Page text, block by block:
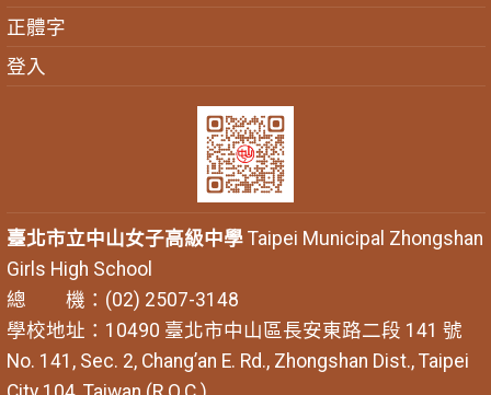
正體字
登入
臺北市立中山女子高級中學Taipei Municipal Zhongshan
Girls High School
總 機：(02) 2507-3148
學校地址：10490 臺北市中山區長安東路二段 141 號
No. 141, Sec. 2, Chang’an E. Rd., Zhongshan Dist., Taipei